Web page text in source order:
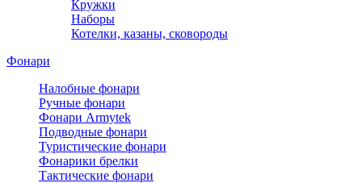
Кружки
Наборы
Котелки, казаны, сковороды
Фонари
Налобные фонари
Ручные фонари
Фонари Armytek
Подводные фонари
Туристические фонари
Фонарики брелки
Тактические фонари